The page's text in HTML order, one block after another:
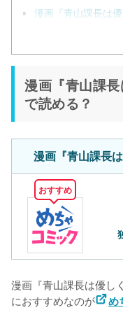
漫画『青山課長は
漫画『青山課
で読める？
漫画『青山課長
おすすめ
漫画『青山課長は優し
におすすめなのが
め